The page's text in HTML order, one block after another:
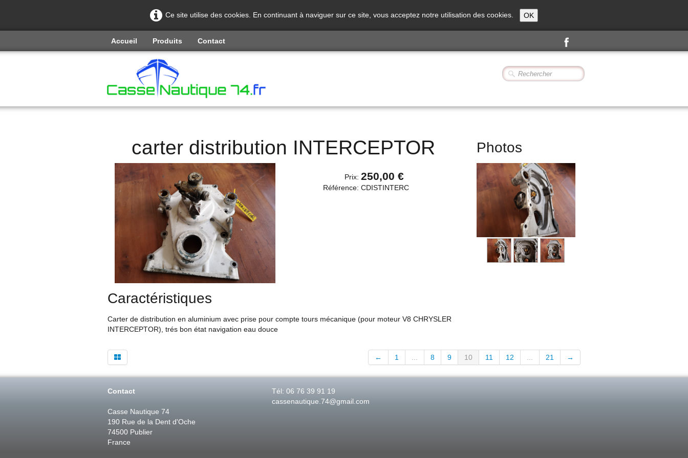
Ce site utilise des cookies. En continuant à naviguer sur ce site, vous acceptez notre utilisation des cookies. OK
Accueil Produits Contact
carter distribution INTERCEPTOR
Prix: 250,00 €
Référence: CDISTINTERC
Caractéristiques
Carter de distribution en aluminium avec prise pour compte tours mécanique (pour moteur V8 CHRYSLER
INTERCEPTOR), trés bon état navigation eau douce
Photos
← 1 8 9 10 11 12 21 →
Contact
Casse Nautique 74
190 Rue de la Dent d'Oche
74500 Publier
France
Tél: 06 76 39 91 19
cassenautique.74@gmail.com